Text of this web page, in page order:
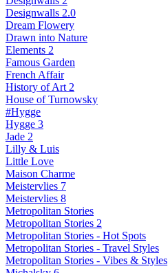
Designwalls 2.0
Dream Flowery
Drawn into Nature
Elements 2
Famous Garden
French Affair
History of Art 2
House of Turnowsky
#Hygge
Hygge 3
Jade 2
Lilly & Luis
Little Love
Maison Charme
Meistervlies 7
Meistervlies 8
Metropolitan Stories
Metropolitan Stories 2
Metropolitan Stories - Hot Spots
Metropolitan Stories - Travel Styles
Metropolitan Stories - Vibes & Styles